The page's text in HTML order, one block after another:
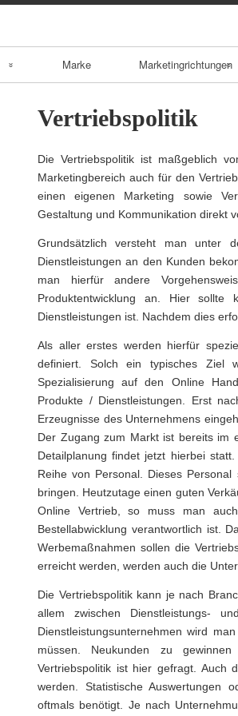
Marke Marketingrichtungen
B2B Marketing
B2C Marketing
E-Business
Vertriebspolitik
Die Vertriebspolitik ist maßgeblich
Marketingbereich auch für den
einen eigenen Marketing sowie
Gestaltung und Kommunikation direkt
Grundsätzlich versteht man unter
Dienstleistungen an den Kunden
man hierfür andere
Produktentwicklung an. Hier
Dienstleistungen ist. Nachdem dies
Als aller erstes werden hierfür
definiert. Solch ein typisches Ziel
Spezialisierung auf den Online
Produkte / Dienstleistungen. Erst
Erzeugnisse des Unternehmens
Der Zugang zum Markt ist bereits im
Detailplanung findet jetzt hierbei
Reihe von Personal. Dieses
bringen. Heutzutage einen guten
Online Vertrieb, so muss man
Bestellabwicklung verantwortlich ist.
Werbemaßnahmen sollen die
erreicht werden, werden auch die
Die Vertriebspolitik kann je nach
allem zwischen Dienstleistungs-
Dienstleistungsunternehmen wird
müssen. Neukunden zu
Vertriebspolitik ist hier gefragt. Auch
werden. Statistische Auswertungen
oftmals benötigt. Je nach